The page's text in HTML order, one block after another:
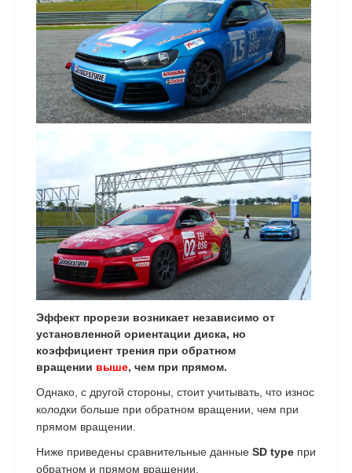
Эффект прорези возникает независимо от
установленной ориентации диска, но
коэффициент трения при обратном
вращении выше, чем при прямом.
Однако, с другой стороны, стоит учитывать, что износ
колодки больше при обратном вращении, чем при
прямом вращении.
Ниже приведены сравнительные данные SD type при
обратном и прямом вращении.